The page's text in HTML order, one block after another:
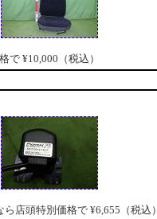
で ¥10,000（税込）
ら店頭特別価格で ¥6,655（税込）